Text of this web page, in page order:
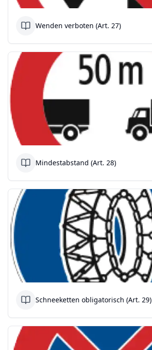
Wenden verboten (Art. 27)
Mindestabstand (Art. 28)
Schneeketten obligatorisch (Art. 29)